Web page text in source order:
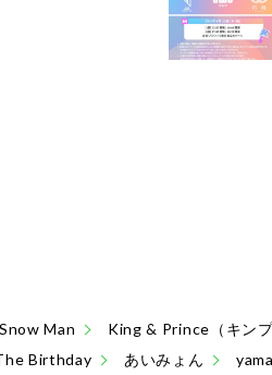
Snow Man King & Prince（キンプ
Birthday あいみょん yama